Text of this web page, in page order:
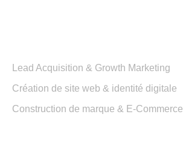
Lead Acquisition & Growth Marketing
Création de site web & identité digitale
Construction de marque & E-Commerce